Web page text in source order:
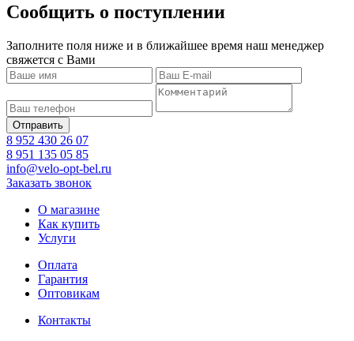
Сообщить о поступлении
Заполните поля ниже и в ближайшее время наш менеджер
свяжется с Вами
8 952 430 26 07
8 951 135 05 85
info@velo-opt-bel.ru
Заказать звонок
О магазине
Как купить
Услуги
Оплата
Гарантия
Оптовикам
Контакты